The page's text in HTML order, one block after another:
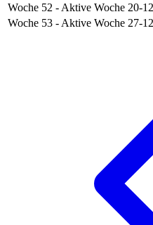
Woche 52 - Aktive Woche 20-
Woche 53 - Aktive Woche 27-